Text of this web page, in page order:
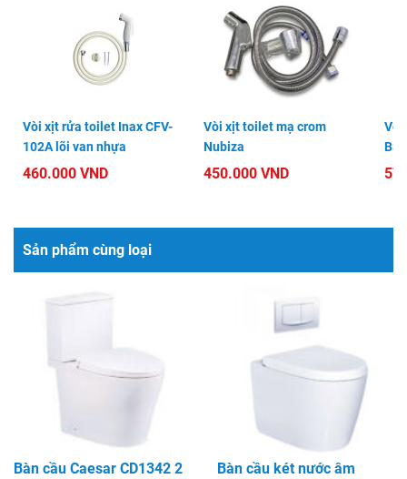
Vòi xịt rửa toilet Inax CFV-
102A lõi van nhựa
460.000 VND
Vòi xịt toilet mạ crom
Nubiza
450.000 VND
Vòi
Sản phẩm cùng loại
Bàn cầu Caesar CD1342 2
Bàn cầu két nước âm